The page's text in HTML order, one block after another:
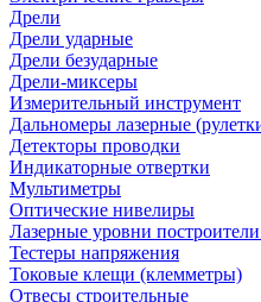
Дрели
Дрели ударные
Дрели безударные
Дрели-миксеры
Измерительный инструмент
Дальномеры лазерные
Детекторы проводки
Индикаторные отвертки
Мультиметры
Оптические нивелиры
Лазерные уровни построители
Тестеры напряжения
Токовые клещи (клемметры)
Отвесы строительные